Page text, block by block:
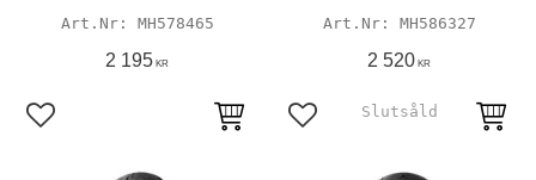
MH578465
2 195 KR
Lägg till i favoriter
MH586327
2 520 KR
Lägg till i favoriter